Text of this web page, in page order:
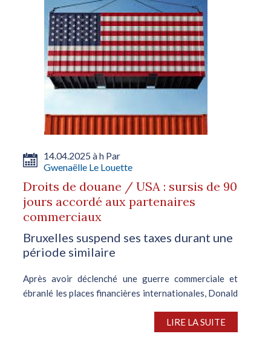
14.04.2025 à h Par
Gwenaëlle Le Louette
Droits de douane / USA : sursis de 90
jours accordé aux partenaires
commerciaux
Bruxelles suspend ses taxes durant une
période similaire
Après avoir déclenché une guerre commerciale et
ébranlé les places financières internationales, Donald
pendant 90 jours, des taxes à l’importation contre la
LIRE LA SUITE